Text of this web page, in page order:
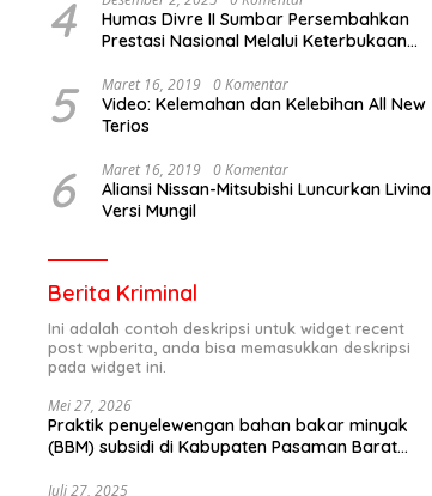
4
Humas Divre II Sumbar Persembahkan
Prestasi Nasional Melalui Keterbukaan
5 Maret 16, 2019 0 Komentar
Video: Kelemahan dan Kelebihan All New
Terios
6 Maret 16, 2019 0 Komentar
Aliansi Nissan-Mitsubishi Luncurkan Livina
Versi Mungil
Berita Kriminal
Ini adalah contoh deskripsi untuk widget recent
post wpberita, anda bisa memasukkan deskripsi
pada widget ini.
Mei 27, 2026
Praktik penyelewengan bahan bakar minyak
(BBM) subsidi di Kabupaten Pasaman Barat
Juli 27, 2025